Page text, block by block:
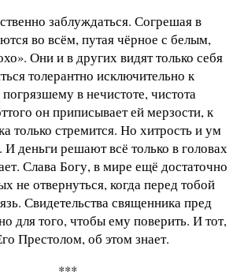
заблуждаться. Согрешая в
во всём, путая чёрное с белым,
Они и в других видят только себя
толерантно исключительно к
в нечистоте, чистота
он приписывает ей мерзости, к
только стремится. Но хитрость и ум
деньги решают всё только в головах
Слава Богу, в мире ещё достаточно
не отвернуться, когда перед тобой
Свидетельства священника пред
для того, чтобы ему поверить. И тот,
Престолом, об этом знает.